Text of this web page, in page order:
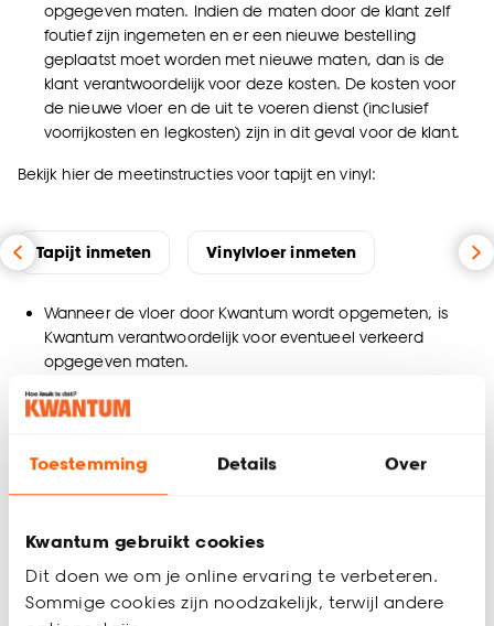
Toestemming Details Over
Kwantum gebruikt cookies
Dit doen we om je online ervaring te verbeteren.
Sommige cookies zijn noodzakelijk, terwijl andere
opgegeven maten. Indien de maten door de klant zelf
foutief zijn ingemeten en er een nieuwe bestelling
geplaatst moet worden met nieuwe maten, dan is de
klant verantwoordelijk voor deze kosten. De kosten voor
de nieuwe vloer en de uit te voeren dienst (inclusief
voorrijkosten en legkosten) zijn in dit geval voor de klant.
Bekijk hier de meetinstructies voor tapijt en vinyl:
Tapijt inmeten Vinylvloer inmeten
Wanneer de vloer door Kwantum wordt opgemeten, is
Kwantum verantwoordelijk voor eventueel verkeerd
opgegeven maten.
kamertemperatuur van 18 graden is vereist.
verwarmingselementen afgezet te zijn.
Indien door afwezigheid van de klant, het niet mogelijk is
om een plaatsing uit te voeren, zullen extra